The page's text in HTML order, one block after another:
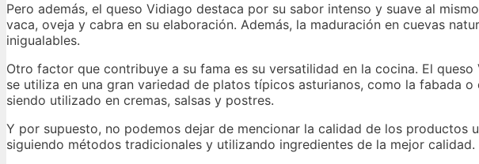
Pero además, el queso Vidiago destaca por su sabor intenso y suave al
vaca, oveja y cabra en su elaboración. Además, la maduración en cuevas
inigualables.
Otro factor que contribuye a su fama es su versatilidad en la cocina. El
se utiliza en una gran variedad de platos típicos asturianos, como la fabada
siendo utilizado en cremas, salsas y postres.
Y por supuesto, no podemos dejar de mencionar la calidad de los productos
siguiendo métodos tradicionales y utilizando ingredientes de la mejor calidad.